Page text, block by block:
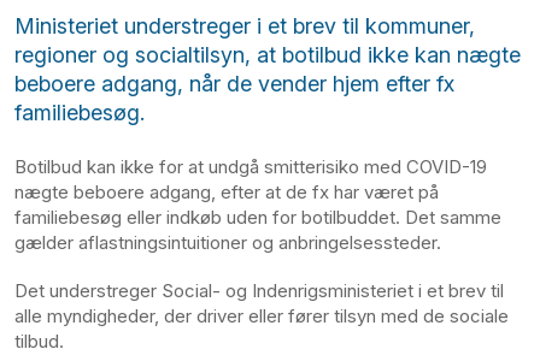
Ministeriet understreger i et brev til kommuner,
regioner og socialtilsyn, at botilbud ikke kan nægte
beboere adgang, når de vender hjem efter fx
familiebesøg.
Botilbud kan ikke for at undgå smitterisiko med COVID-19
nægte beboere adgang, efter at de fx har været på
familiebesøg eller indkøb uden for botilbuddet. Det samme
gælder aflastningsintuitioner og anbringelsessteder.
Det understreger Social- og Indenrigsministeriet i et brev til
alle myndigheder, der driver eller fører tilsyn med de sociale
tilbud.